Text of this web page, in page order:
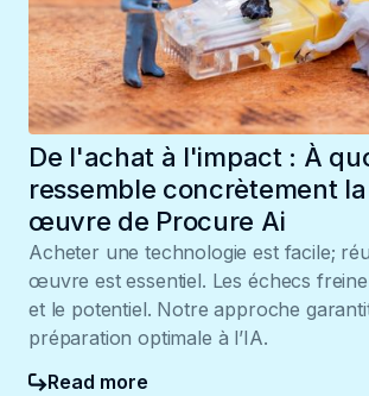
De l'achat à l'impact : À
ressemble concrètement la
œuvre de Procure Ai
Acheter une technologie est facile;
œuvre est essentiel. Les échecs
et le potentiel. Notre approche
préparation optimale à l’IA.
Read more